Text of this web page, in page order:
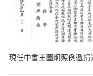
現任中書王圖炯照例遞